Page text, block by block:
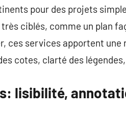
pour des projets
ciblés, comme un plan
ces services apportent une
cotes, clarté des
lisibilité,